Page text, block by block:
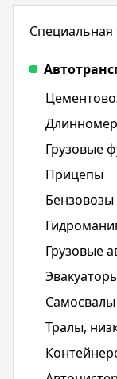
Специальная
Грузовые
Прицепы
Бензовозы
Грузовые
Самосвалы
Тралы,